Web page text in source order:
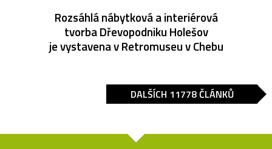
Rozsáhlá nábytková a interiérová
tvorba Dřevopodniku Holešov
je vystavena v Retromuseu v Chebu
DALŠÍCH 11778 ČLÁNKŮ